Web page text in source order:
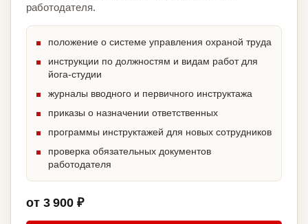
работодателя.
положение о системе управления охраной труда
инструкции по должностям и видам работ для
йога-студии
журналы вводного и первичного инструктажа
приказы о назначении ответственных
программы инструктажей для новых сотрудников
проверка обязательных документов
работодателя
от 3 900 ₽